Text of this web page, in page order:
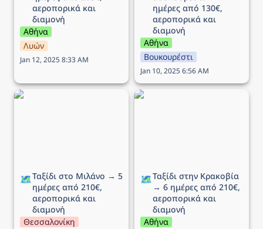
αεροπορικά και
διαμονή
Αθήνα
Λυών
Jan 12, 2025 8:33 AM
ημέρες από 130€,
αεροπορικά και
διαμονή
Αθήνα
Βουκουρέστι
Jan 10, 2025 6:56 AM
Ταξίδι στο Μιλάνο → 5
🗺️Ταξίδι στο Μιλάνο → 5
ημέρες από 210€,
αεροπορικά και
διαμονή
Θεσσαλονίκη
Ταξίδι στην Κρακοβία →
🗺️Ταξίδι στην Κρακοβία
→ 6 ημέρες από 210€,
αεροπορικά και
διαμονή
Αθήνα